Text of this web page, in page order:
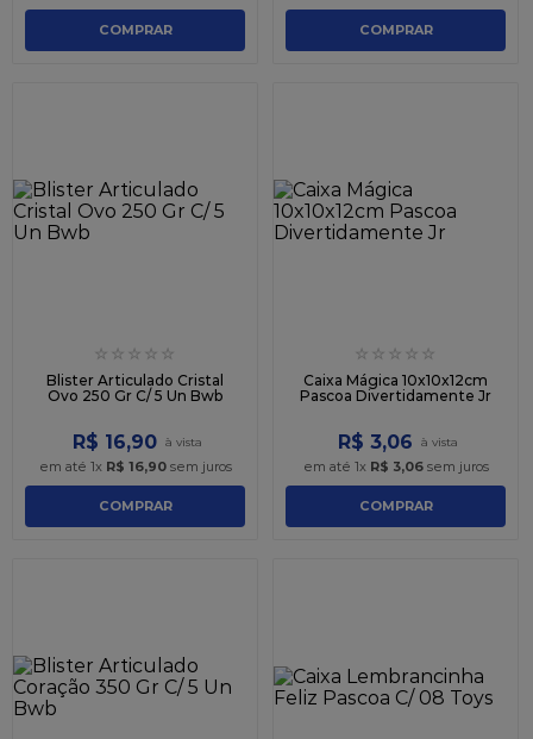
COMPRAR COMPRAR
☆ ☆ ☆ ☆ ☆
Blister Articulado Cristal
Ovo 250 Gr C/ 5 Un Bwb
R$ 16,90
em até 1x R$ 16,90sem juros
COMPRAR
☆ ☆ ☆ ☆ ☆
Caixa Mágica 10x10x12cm
Pascoa Divertidamente Jr
R$ 3,06
em até 1x R$ 3,06sem juros
COMPRAR